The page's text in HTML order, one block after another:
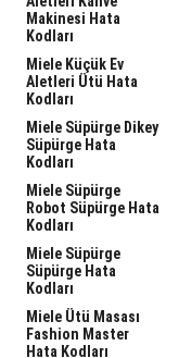
Makinesi Hata
Kodları
Miele Küçük Ev
Aletleri Ütü Hata
Kodları
Miele Süpürge Dikey
Süpürge Hata
Kodları
Miele Süpürge
Robot Süpürge Hata
Kodları
Miele Süpürge
Süpürge Hata
Kodları
Miele Ütü Masası
Fashion Master
Hata Kodları